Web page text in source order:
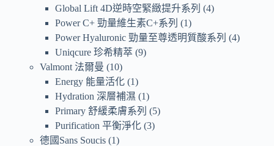
Global Lift 4D逆時空緊緻提升系列
4
Power C+ 勁量維生素C+系列
1
Power Hyaluronic 勁量至尊透明質酸系列
4
Uniqcure 珍希精萃 9
Valmont 法爾曼
10
Energy 能量活化 1
Hydration 深層補濕
1
Primary 舒緩柔膚系列
5
Purification 平衡淨化 3
德國Sans Soucis 1